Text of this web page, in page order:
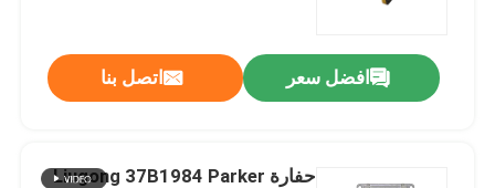
افضل سعر اتصل بنا
حفارة Liugong 37B1984 Parker